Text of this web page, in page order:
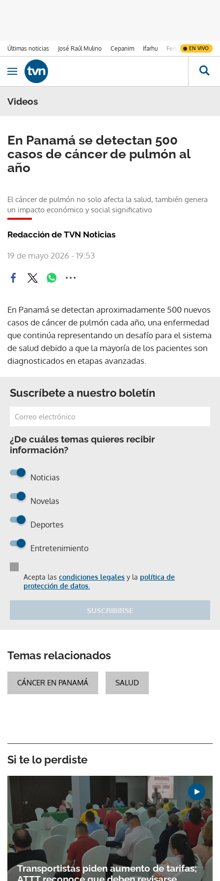
Últimas noticias José Raúl Mulino Cepanim Ifarhu Fenómeno de El
EN VIVO
Ir al contenido
Obrir navegació
Videos
En Panamá se detectan 500
casos de cáncer de pulmón al
año
El cáncer de pulmón no solo afecta la salud, también genera
un impacto económico y social significativo
Redacción de TVN Noticias
19 de mayo 2026 - 19:53
En Panamá se detectan aproximadamente 500 nuevos
casos de cáncer de pulmón cada año, una enfermedad
que continúa representando un desafío para el sistema
de salud debido a que la mayoría de los pacientes son
diagnosticados en etapas avanzadas.
Suscríbete a nuestro boletín
¿De cuáles temas quieres recibir
información?
Noticias
Novelas
Deportes
Entretenimiento
Acepta las condiciones legales y la política de
protección de datos.
SUSCRIBIRSE
Temas relacionados
CÁNCER EN PANAMÁ SALUD
Si te lo perdiste
Transportistas piden aumento de tarifas;
ATTT reconoce que deben revisarse